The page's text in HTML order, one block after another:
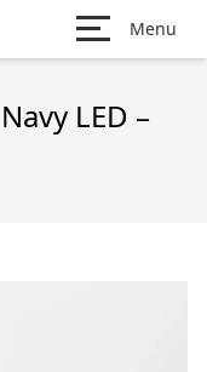
Menu
LED –